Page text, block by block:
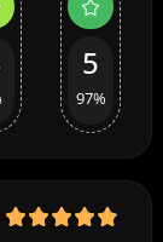
5
97%